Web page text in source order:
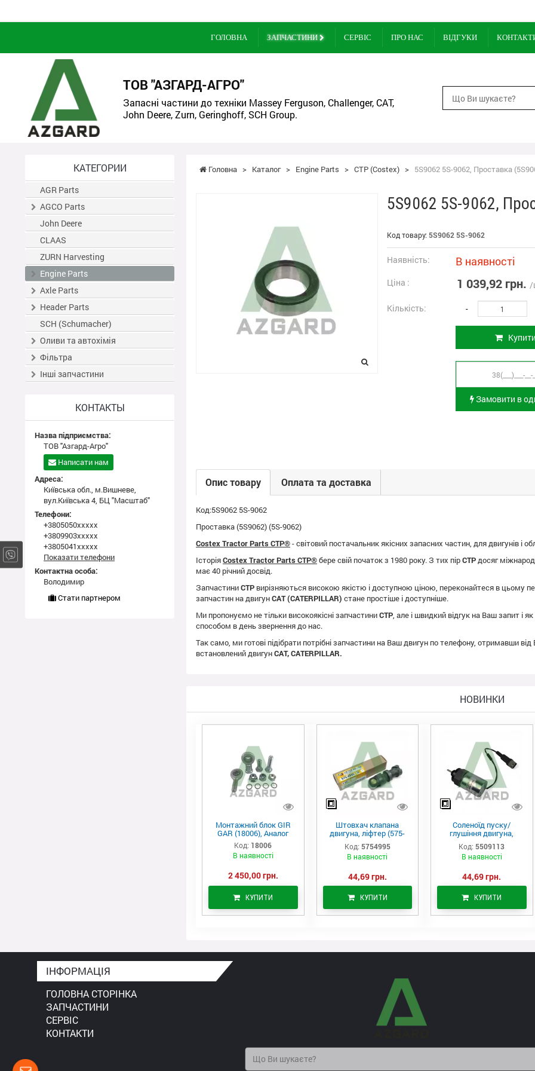
ГОЛОВНА ЗАПЧАСТИНИ СЕРВІС ПРО НАС ВІДГУКИ
ТОВ "АЗГАРД-АГРО"
Запасні частини до техніки Massey Ferguson, Challenger, CAT,
John Deere, Zurn, Geringhoff, SCH Group.
Головна > Каталог > Engine Parts > CTP (Costex) > 5S9062 5S-9062, Проставка
5S9062 5S-9062,
Код товару: 5S9062 5S-9062
Наявність: В наявності
Ціна : 1 039,92 грн. /
Кількість: -
Купити
Замовити в
Опис товару Оплата та доставка
Код:5S9062 5S-9062
Проставка (5S9062) (5S-9062)
Costex Tractor Parts CTP®- світовий постачальник якісних запасних частин, для двигунів і
ІсторіяCostex Tractor Parts CTP®бере свій початок з 1980 року. З тих пірCTPдосяг
має 40 річний досвід.
ЗапчастиниCTP вирізняються високою якістю і доступною ціною, переконайтеся в цьому
запчастин на двигунCAT (CATERPILLAR) стане простіше і доступніше.
Ми пропонуємо не тільки високоякісні запчастиниCTP, але і швидкий відгук на Ваш запит і
способом в день звернення до нас.
Так само, ми готові підібрати потрібні запчастини на Ваш двигун по телефону, отримавши
встановлений двигунCAT, CATERPILLAR.
НОВИНКИ
Монтажний блок GIR
GAR (18006), Аналог
Код: 18006
В наявності
2 450,00 грн.
КУПИТИ
Штовхач клапана
двигуна, ліфтер (575-
4995)
Код: 5754995
В наявності
44,69 грн.
КУПИТИ
Соленоїд пуску/
глушіння двигуна,
актуатор (550-9113)
Код: 5509113
В наявності
44,69 грн.
КУПИТИ
КАТЕГОРИИ
AGR Parts
AGCO Parts
John Deere
CLAAS
ZURN Harvesting
Engine Parts
Axle Parts
Header Parts
SCH (Schumacher)
Оливи та автохімія
Фільтра
Інші запчастини
КОНТАКТЫ
Назва підприємства:
ТОВ "Азгард-Агро"
Написати нам
Адреса:
Київська обл., м.Вишневе,
вул.Київська 4, БЦ "Масштаб"
Телефони:
+3805050xxxxx
+3809903xxxxx
+3805041xxxxx
Показати телефони
Контактна особа:
Володимир
Стати партнером
ІНФОРМАЦІЯ
ГОЛОВНА СТОРІНКА
ЗАПЧАСТИНИ
СЕРВІС
КОНТАКТИ